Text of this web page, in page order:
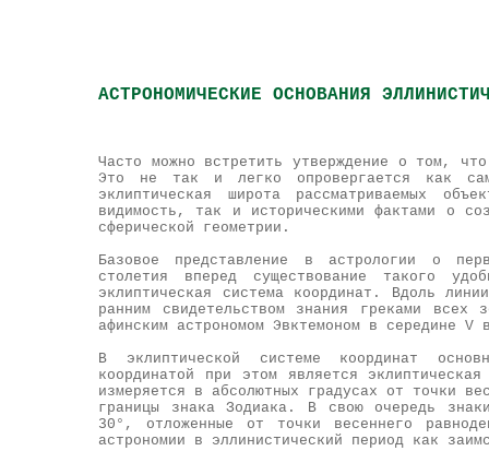
АСТРОНОМИЧЕСКИЕ ОСНОВАНИЯ
Часто можно встретить утверждение о том,
Это не так и легко опровергается как
эклиптическая широта рассматриваемых
видимость, так и историческими фактами о
сферической геометрии.
Базовое представление в астрологии о
столетия вперед существование такого
эклиптическая система координат. Вдоль
ранним свидетельством знания греками всех
афинским астрономом Эвктемоном в середине
В эклиптической системе координат
координатой при этом является
измеряется в абсолютных градусах от точки
границы знака Зодиака. В свою очередь
30°, отложенные от точки весеннего
астрономии в эллинистический период как